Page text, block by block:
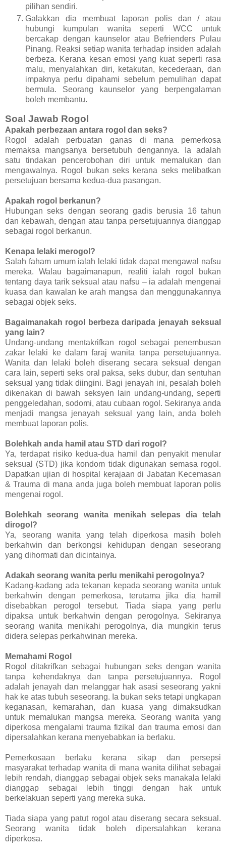
pilihan sendiri.
Galakkan dia membuat laporan polis dan / atau
hubungi kumpulan wanita seperti WCC untuk
bercakap dengan kaunselor atau Befrienders Pulau
Pinang. Reaksi setiap wanita terhadap insiden adalah
berbeza. Kerana kesan emosi yang kuat seperti rasa
malu, menyalahkan diri, ketakutan, kecederaan, dan
impaknya perlu dipahami sebelum pemulihan dapat
bermula. Seorang kaunselor yang berpengalaman
boleh membantu.
Soal Jawab Rogol
Apakah perbezaan antara rogol dan seks?
Rogol adalah perbuatan ganas di mana pemerkosa
memaksa mangsanya bersetubuh dengannya. Ia adalah
satu tindakan pencerobohan diri untuk memalukan dan
mengawalnya. Rogol bukan seks kerana seks melibatkan
persetujuan bersama kedua-dua pasangan.
Apakah rogol berkanun?
Hubungan seks dengan seorang gadis berusia 16 tahun
dan kebawah, dengan atau tanpa persetujuannya dianggap
sebagai rogol berkanun.
Kenapa lelaki merogol?
Salah faham umum ialah lelaki tidak dapat mengawal nafsu
mereka. Walau bagaimanapun, realiti ialah rogol bukan
tentang daya tarik seksual atau nafsu – ia adalah mengenai
kuasa dan kawalan ke arah mangsa dan menggunakannya
sebagai objek seks.
Bagaimanakah rogol berbeza daripada jenayah seksual
yang lain?
Undang-undang mentakrifkan rogol sebagai penembusan
zakar lelaki ke dalam faraj wanita tanpa persetujuannya.
Wanita dan lelaki boleh diserang secara seksual dengan
cara lain, seperti seks oral paksa, seks dubur, dan sentuhan
seksual yang tidak diingini. Bagi jenayah ini, pesalah boleh
dikenakan di bawah seksyen lain undang-undang, seperti
penggeledahan, sodomi, atau cubaan rogol. Sekiranya anda
menjadi mangsa jenayah seksual yang lain, anda boleh
membuat laporan polis.
Bolehkah anda hamil atau STD dari rogol?
Ya, terdapat risiko kedua-dua hamil dan penyakit menular
seksual (STD) jika kondom tidak digunakan semasa rogol.
Dapatkan ujian di hospital kerajaan di Jabatan Kecemasan
& Trauma di mana anda juga boleh membuat laporan polis
mengenai rogol.
Bolehkah seorang wanita menikah selepas dia telah
dirogol?
Ya, seorang wanita yang telah diperkosa masih boleh
berkahwin dan berkongsi kehidupan dengan seseorang
yang dihormati dan dicintainya.
Adakah seorang wanita perlu menikahi perogolnya?
Kadang-kadang ada tekanan kepada seorang wanita untuk
berkahwin dengan pemerkosa, terutama jika dia hamil
disebabkan perogol tersebut. Tiada siapa yang perlu
dipaksa untuk berkahwin dengan perogolnya. Sekiranya
seorang wanita menikahi perogolnya, dia mungkin terus
didera selepas perkahwinan mereka.
Memahami Rogol
Rogol ditakrifkan sebagai hubungan seks dengan wanita
tanpa kehendaknya dan tanpa persetujuannya. Rogol
adalah jenayah dan melanggar hak asasi seseorang yakni
hak ke atas tubuh seseorang. Ia bukan seks tetapi ungkapan
keganasan, kemarahan, dan kuasa yang dimaksudkan
untuk memalukan mangsa mereka. Seorang wanita yang
diperkosa mengalami trauma fizikal dan trauma emosi dan
dipersalahkan kerana menyebabkan ia berlaku.
Pemerkosaan berlaku kerana sikap dan persepsi
masyarakat terhadap wanita di mana wanita dilihat sebagai
lebih rendah, dianggap sebagai objek seks manakala lelaki
dianggap sebagai lebih tinggi dengan hak untuk
berkelakuan seperti yang mereka suka.
Tiada siapa yang patut rogol atau diserang secara seksual.
Seorang wanita tidak boleh dipersalahkan kerana
diperkosa.